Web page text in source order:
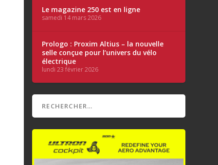
Le magazine 250 est en ligne
samedi 14 mars 2026
Prologo : Proxim Altius – la nouvelle
selle conçue pour l’univers du vélo
électrique
lundi 23 février 2026